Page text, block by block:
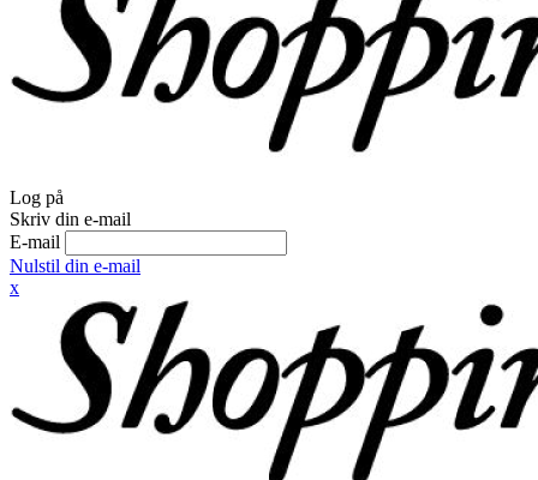
Log på
Skriv din e-mail
E-mail
Nulstil din e-mail
x